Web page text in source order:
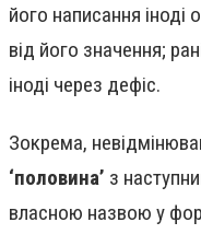
його написання
від його значення;
іноді через дефіс.
Зокрема,
‘половина’ з
власною назвою у